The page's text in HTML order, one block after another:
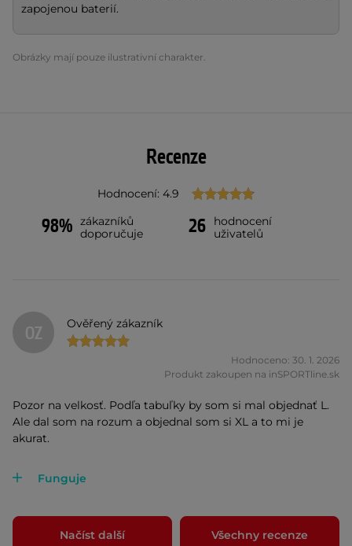
zapojenou baterií.
Obrázky mají pouze ilustrativní charakter.
Recenze
Hodnocení: 4.9
98% zákazníků
doporučuje
26
hodnocení
uživatelů
OZ Ověřený zákazník
Hodnoceno: 30. 1. 2026
Produkt zakoupen na inSPORTline.sk
Pozor na velkosť. Podľa tabuľky by som si mal objednať L.
Ale dal som na rozum a objednal som si XL a to mi je
akurat.
Funguje
Načíst další Všechny recenze